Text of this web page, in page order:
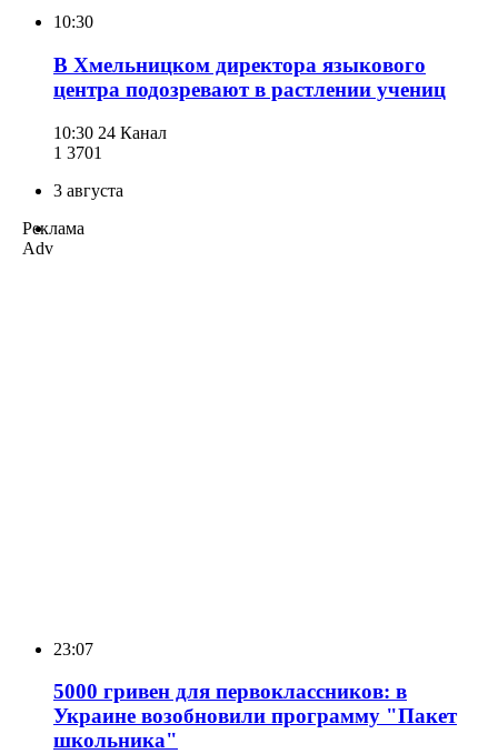
10:30
В Хмельницком директора языкового
центра подозревают в растлении учениц
10:30 24 Канал
1 3701
3 августа
Реклама
Adv
23:07
5000 гривен для первоклассников: в
Украине возобновили программу "Пакет
школьника"